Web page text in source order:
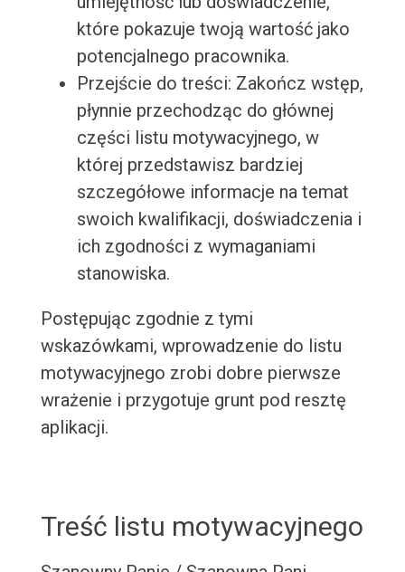
które pokazuje twoją wartość jako
potencjalnego pracownika.
Przejście do treści: Zakończ wstęp,
płynnie przechodząc do głównej
części listu motywacyjnego, w
której przedstawisz bardziej
szczegółowe informacje na temat
swoich kwalifikacji, doświadczenia i
ich zgodności z wymaganiami
stanowiska.
Postępując zgodnie z tymi
wskazówkami, wprowadzenie do listu
motywacyjnego zrobi dobre pierwsze
wrażenie i przygotuje grunt pod resztę
aplikacji.
Treść listu motywacyjnego